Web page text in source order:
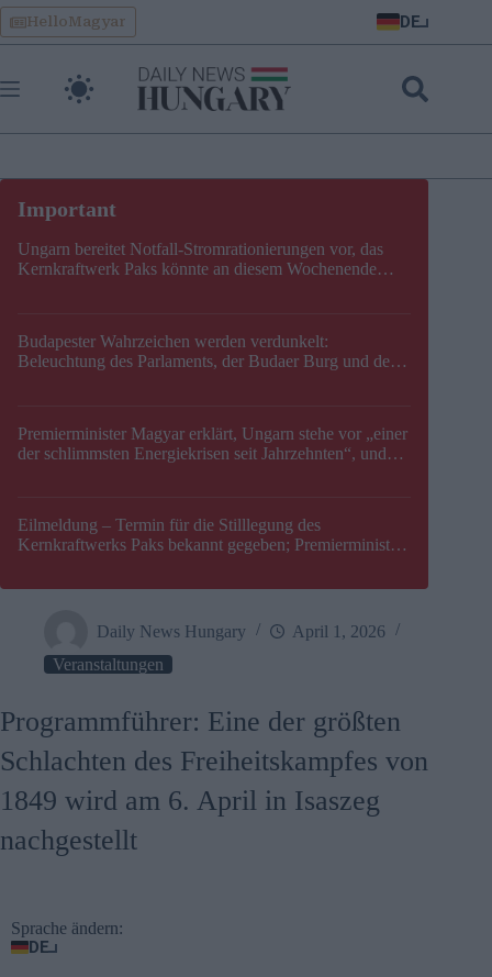
Skip
to
content
HelloMagyar DE
Ungarn bereitet Notfall-Stromrationierungen vor, das
Kernkraftwerk Paks könnte an diesem Wochenende
Budapester Wahrzeichen werden verdunkelt:
Beleuchtung des Parlaments, der Budaer Burg und der
Premierminister Magyar erklärt, Ungarn stehe vor „einer
der schlimmsten Energiekrisen seit Jahrzehnten“, und
Eilmeldung – Termin für die Stilllegung des
Kernkraftwerks Paks bekannt gegeben; Premierminister
Daily News Hungary
April 1, 2026
Veranstaltungen
Programmführer: Eine der größten
Schlachten des Freiheitskampfes von
1849 wird am 6. April in Isaszeg
nachgestellt
Sprache ändern:
DE